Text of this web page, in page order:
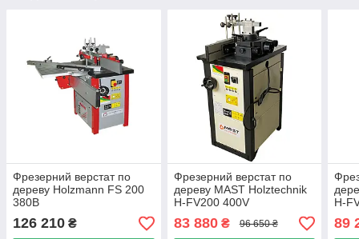
Фрезерний верстат по
дереву Holzmann FS 200
380В
126 210 ₴
Фрезерний верстат по
дереву MAST Holztechnik
H-FV200 400V
83 880₴ 96 650 ₴
H-
89